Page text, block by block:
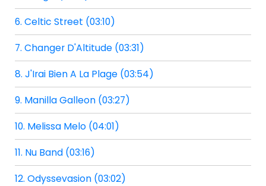
6. Celtic Street (03:10)
7. Changer D'Altitude (03:31)
8. J'Irai Bien A La Plage (03:54)
9. Manilla Galleon (03:27)
10. Melissa Melo (04:01)
11. Nu Band (03:16)
12. Odyssevasion (03:02)